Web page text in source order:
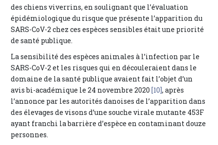
des chiens viverrins, en soulignant que l’évaluation
épidémiologique du risque que présente l’apparition du
SARS-CoV-2 chez ces espèces sensibles était une priorité
de santé publique.
La sensibilité des espèces animales à l’infection par le
SARS-CoV-2 et les risques qui en découleraient dans le
domaine de la santé publique avaient fait l’objet d’un
avis bi-académique le 24 novembre 2020[10], après
l’annonce par les autorités danoises de l’apparition dans
des élevages de visons d’une souche virale mutante 453F
ayant franchi la barrière d’espèce en contaminant douze
personnes.